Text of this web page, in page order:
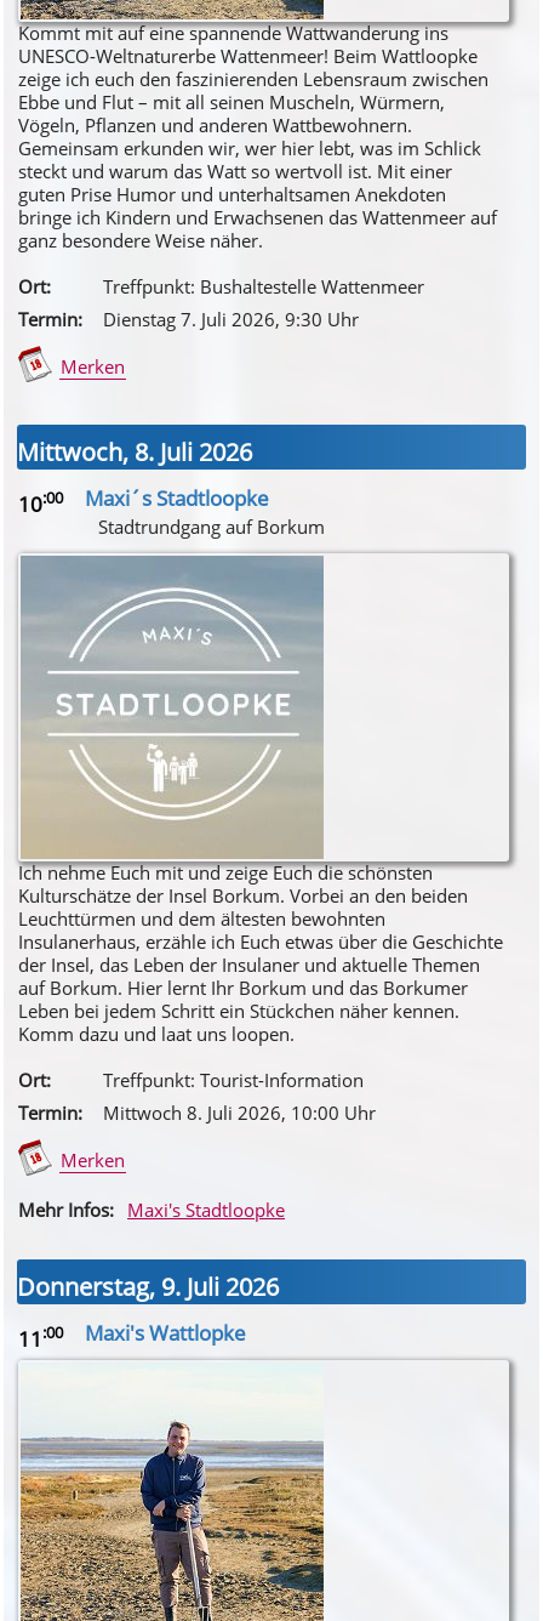
Kommt mit auf eine spannende Wattwanderung ins
UNESCO-Weltnaturerbe Wattenmeer! Beim Wattloopke
zeige ich euch den faszinierenden Lebensraum zwischen
Ebbe und Flut – mit all seinen Muscheln, Würmern,
Vögeln, Pflanzen und anderen Wattbewohnern.
Gemeinsam erkunden wir, wer hier lebt, was im Schlick
steckt und warum das Watt so wertvoll ist. Mit einer
guten Prise Humor und unterhaltsamen Anekdoten
bringe ich Kindern und Erwachsenen das Wattenmeer auf
ganz besondere Weise näher.
Ort:
Treffpunkt: Bushaltestelle Wattenmeer
Termin:
Dienstag 7. Juli 2026, 9:30 Uhr
Merken
Mittwoch, 8. Juli 2026
10:00 Maxi´s Stadtloopke
Stadtrundgang auf Borkum
Ich nehme Euch mit und zeige Euch die schönsten
Kulturschätze der Insel Borkum. Vorbei an den beiden
Leuchttürmen und dem ältesten bewohnten
Insulanerhaus, erzähle ich Euch etwas über die Geschichte
der Insel, das Leben der Insulaner und aktuelle Themen
auf Borkum. Hier lernt Ihr Borkum und das Borkumer
Leben bei jedem Schritt ein Stückchen näher kennen.
Komm dazu und laat uns loopen.
Ort:
Treffpunkt: Tourist-Information
Termin:
Mittwoch 8. Juli 2026, 10:00 Uhr
Merken
Mehr Infos: Maxi's Stadtloopke
Donnerstag, 9. Juli 2026
11 :00 Maxi's Wattlopke